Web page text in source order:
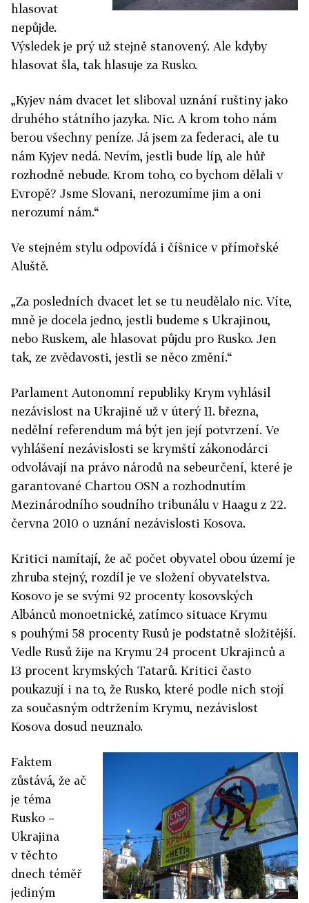
hlasovat
nepůjde.
Výsledek je prý už stejně stanovený. Ale kdyby
hlasovat šla, tak hlasuje za Rusko.
„Kyjev nám dvacet let sliboval uznání ruštiny jako
druhého státního jazyka. Nic. A krom toho nám
berou všechny peníze. Já jsem za federaci, ale tu
nám Kyjev nedá. Nevím, jestli bude líp, ale hůř
rozhodně nebude. Krom toho, co bychom dělali v
Evropě? Jsme Slovani, nerozumíme jim a oni
nerozumí nám.“
Ve stejném stylu odpovídá i číšnice v přímořské
Aluště.
„Za posledních dvacet let se tu neudělalo nic. Víte,
mně je docela jedno, jestli budeme s Ukrajinou,
nebo Ruskem, ale hlasovat půjdu pro Rusko. Jen
tak, ze zvědavosti, jestli se něco změní.“
Parlament Autonomní republiky Krym vyhlásil
nezávislost na Ukrajině už v úterý 11. března,
nedělní referendum má být jen její potvrzení. Ve
vyhlášení nezávislosti se krymští zákonodárci
odvolávají na právo národů na sebeurčení, které je
garantované Chartou OSN a rozhodnutím
Mezinárodního soudního tribunálu v Haagu z 22.
června 2010 o uznání nezávislosti Kosova.
Kritici namítají, že ač počet obyvatel obou území je
zhruba stejný, rozdíl je ve složení obyvatelstva.
Kosovo je se svými 92 procenty kosovských
Albánců monoetnické, zatímco situace Krymu
s pouhými 58 procenty Rusů je podstatně složitější.
Vedle Rusů žije na Krymu 24 procent Ukrajinců a
13 procent krymských Tatarů. Kritici často
poukazují i na to, že Rusko, které podle nich stojí
za současným odtržením Krymu, nezávislost
Kosova dosud neuznalo.
Faktem
zůstává, že ač
je téma
Rusko –
Ukrajina
v těchto
dnech téměř
jediným